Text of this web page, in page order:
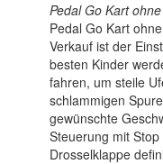
Pedal Go Kart
Pedal Go Kart
Verkauf ist der
besten Kinder
fahren, um steile
schlammigen
gewünschte
Steuerung mit
Drosselklappe